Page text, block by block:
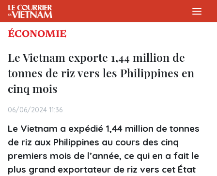
ÉCONOMIE
Le Vietnam exporte 1,44 million de
tonnes de riz vers les Philippines en
cinq mois
06/06/2024 11:36
Le Vietnam a expédié 1,44 million de tonnes
de riz aux Philippines au cours des cinq
premiers mois de l’année, ce qui en a fait le
plus grand exportateur de riz vers cet État